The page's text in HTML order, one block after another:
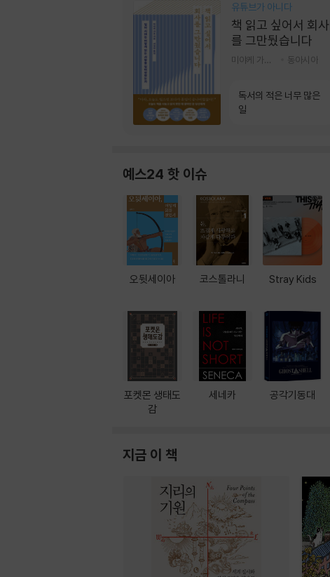
유튜브가 아니다
책 읽고 싶어서 회사
를 그만뒀습니다
동아시아
독서의 적은 너무 많은
일
예스24 핫 이슈
오뒷세이아
포켓몬 생태도
감
코스톨라니
세네카
Stray Kids
공각기동대
지금 이 책